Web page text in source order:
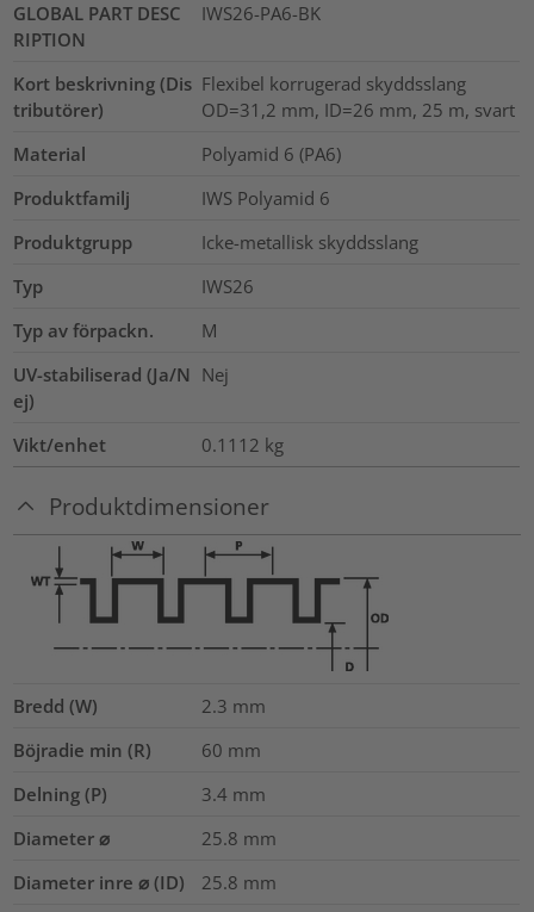
GLOBAL PART DESC
RIPTION
IWS26-PA6-BK
Kort beskrivning (Dis
tributörer)
Flexibel korrugerad skyddsslang
OD=31,2 mm, ID=26 mm, 25 m, svart
Material
Polyamid 6 (PA6)
Produktfamilj
IWS Polyamid 6
Produktgrupp
Icke-metallisk skyddsslang
Typ
IWS26
Typ av förpackn.
M
UV-stabiliserad (Ja/N
ej)
Nej
Vikt/enhet 0.1112 kg
Produktdimensioner
Bredd (W) 2.3 mm
Böjradie min (R)
60 mm
Delning (P)
3.4 mm
Diameter ⌀
25.8 mm
Diameter inre ⌀ (ID)
25.8 mm